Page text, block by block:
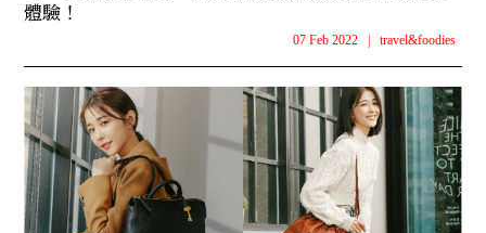
體驗！
07 Feb 2022 | travel&foodies